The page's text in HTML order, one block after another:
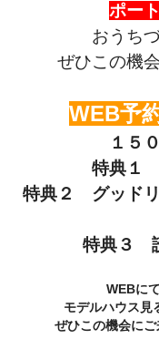
ポー
おうち
ぜひこの機
WEB予
１５
特典１
特典２ グッド
特典３
WEBに
モデルハウス見
ぜひこの機会に